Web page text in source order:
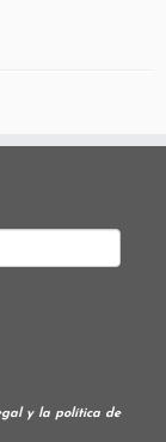
y la política de